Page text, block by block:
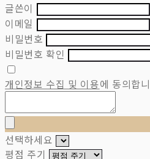
글쓴이
이메일
비밀번호
비밀번호 확인
개인정보 수집 및 이용에 동의합
선택하세요
평점 주기